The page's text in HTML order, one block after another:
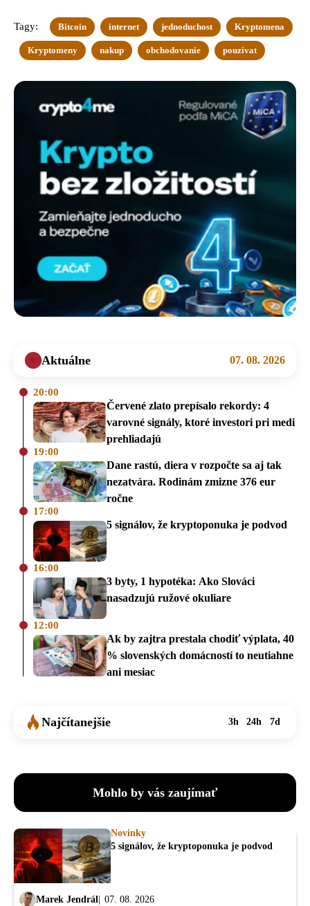
Tagy: Bitcoin internet jednoduchost Kryptomena
Kryptomeny nakup obchodovanie pouzivat
Aktuálne 07. 08. 2026
20:00
Červené zlato prepísalo rekordy: 4
varovné signály, ktoré investori pri medi
prehliadajú
19:00
Dane rastú, diera v rozpočte sa aj tak
nezatvára. Rodinám zmizne 376 eur
ročne
17:00
5 signálov, že kryptoponuka je podvod
16:00
3 byty, 1 hypotéka: Ako Slováci
nasadzujú ružové okuliare
12:00
Ak by zajtra prestala chodiť výplata, 40
% slovenských domácností to neutiahne
ani mesiac
Najčítanejšie 3h 24h 7d
Mohlo by vás zaujímať
Novinky
5 signálov, že kryptoponuka je podvod
Marek Jendrál 07. 08. 2026